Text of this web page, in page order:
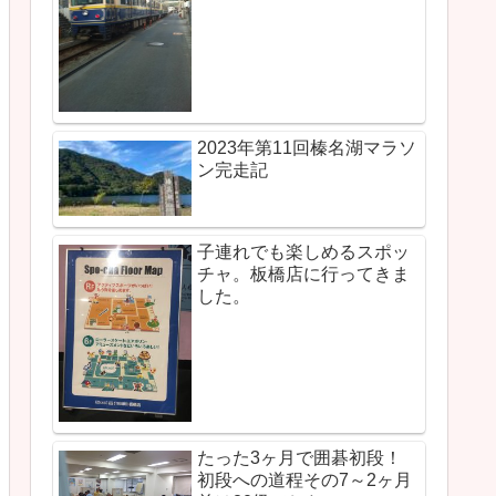
2023年第11回榛名湖マラソ
ン完走記
子連れでも楽しめるスポッ
チャ。板橋店に行ってきま
した。
たった3ヶ月で囲碁初段！
初段への道程その7～2ヶ月